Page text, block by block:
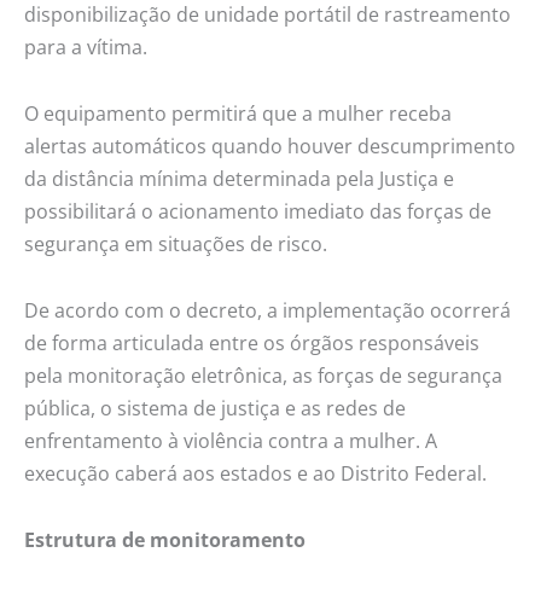
disponibilização de unidade portátil de rastreamento
para a vítima.
O equipamento permitirá que a mulher receba
alertas automáticos quando houver descumprimento
da distância mínima determinada pela Justiça e
possibilitará o acionamento imediato das forças de
segurança em situações de risco.
De acordo com o decreto, a implementação ocorrerá
de forma articulada entre os órgãos responsáveis
pela monitoração eletrônica, as forças de segurança
pública, o sistema de justiça e as redes de
enfrentamento à violência contra a mulher. A
execução caberá aos estados e ao Distrito Federal.
Estrutura de monitoramento